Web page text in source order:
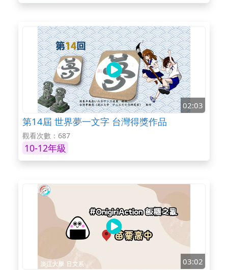
02:03
第14屆 世界夢一文字 台灣得獎作品
觀看次數：687
10-12年級
03:02